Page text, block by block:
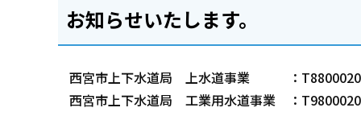
お知らせいたします。
西宮市上下水道局 上水道事業 ：
西宮市上下水道局 工業用水道事業 ：